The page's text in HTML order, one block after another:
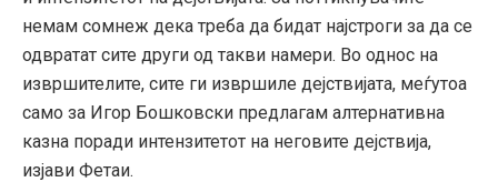
немам сомнеж дека треба да бидат најстроги за да се
одвратат сите други од такви намери. Во однос на
извршителите, сите ги извршиле дејствијата, меѓутоа
само за Игор Бошковски предлагам алтернативна
казна поради интензитетот на неговите дејствија,
изјави Фетаи.